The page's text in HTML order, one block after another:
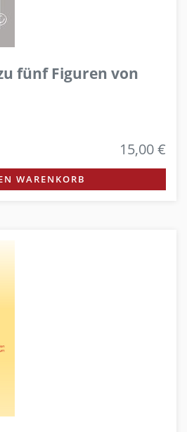
fünf Figuren von
15,00 €
WARENKORB